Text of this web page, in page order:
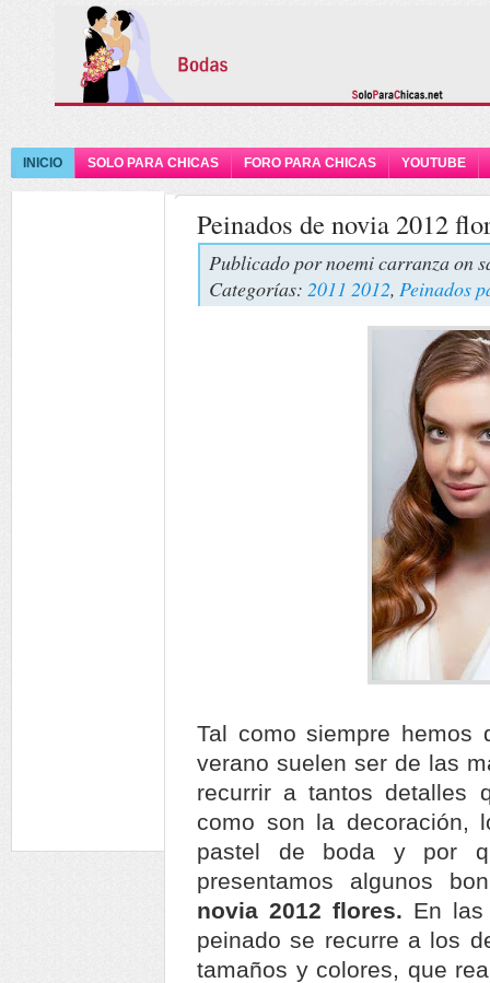
INICIO SOLO PARA CHICAS FORO PARA CHICAS YOUTUBE
Peinados de novia 2012
Publicado pornoemi carranzaon
Categorías: 2011 2012, Peinados
Tal como siempre hemos
verano suelen ser de las
recurrir a tantos detalles
como son la decoración,
pastel de boda y por
presentamos algunos
novia 2012 flores. En
peinado se recurre a los
tamaños y colores, que